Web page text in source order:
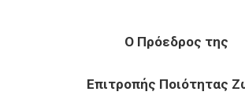
Ο Πρόεδρος της
Επιτροπής Ποιότητας